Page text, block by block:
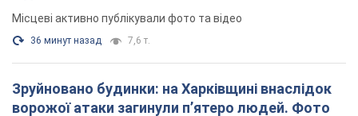
Місцеві активно публікували фото та відео
36 минут назад 7,6 т.
Зруйновано будинки: на Харківщині внаслідок
ворожої атаки загинули п’ятеро людей. Фото